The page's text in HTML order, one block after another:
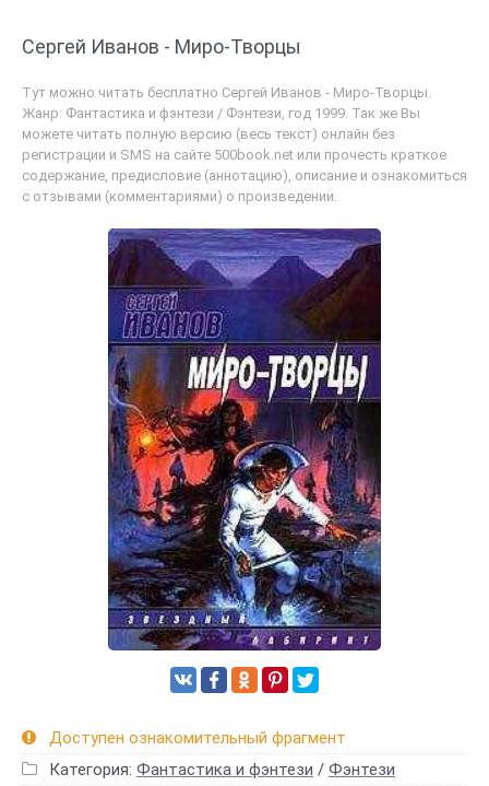
Сергей Иванов - Миро-Творцы
Тут можно читать бесплатно Сергей Иванов - Миро-Творцы.
Жанр: Фантастика и фэнтези / Фэнтези, год 1999. Так же Вы
можете читать полную версию (весь текст) онлайн без
регистрации и SMS на сайте 500book.net или прочесть краткое
содержание, предисловие (аннотацию), описание и ознакомиться
с отзывами (комментариями) о произведении.
Доступен ознакомительный фрагмент
Категория: Фантастика и фэнтези / Фэнтези